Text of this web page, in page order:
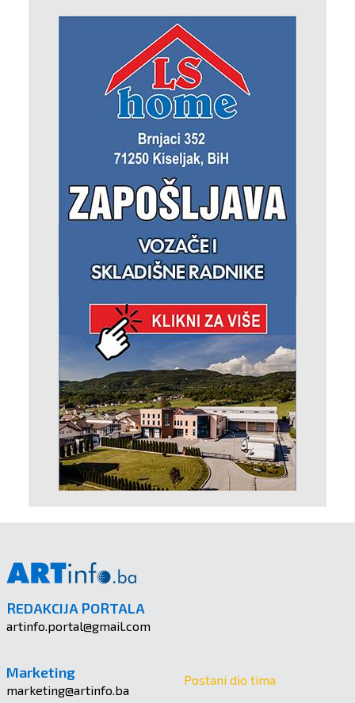
REDAKCIJA PORTALA
artinfo.portal@gmail.com
Marketing
marketing@artinfo.ba
Postani dio tima